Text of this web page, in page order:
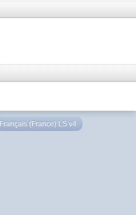
Français (France) LS v4